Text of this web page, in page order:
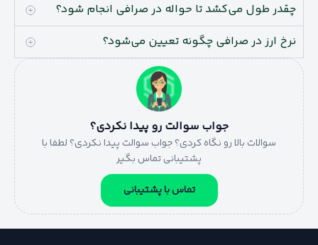
چقدر طول می‌کشد تا حواله در صرافی انجام شود؟
نرخ ارز در صرافی چگونه تعیین می‌شود؟
جواب سوالت رو پیدا نکردی؟
سوالات بالا رو نگاه کردی؟ جواب سوالت پیدا نکردی؟ لطفا با
پشتیبانی تماس بگیر
تماس با پشتیبانی